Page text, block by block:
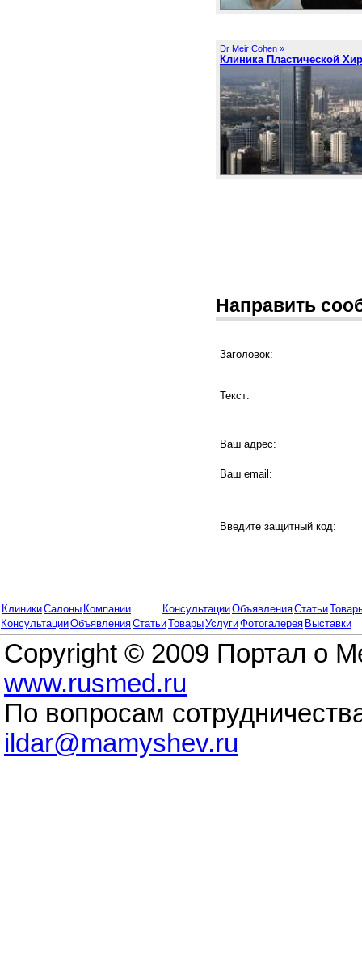
Dr Meir Cohen »
Клиника Пластической
Направить
Заголовок:
Текст:
Ваш адрес:
Ваш email:
Введите защитный код:
КлиникиСалоны Компании КонсультацииОбъявленияСтатьи
КонсультацииОбъявленияСтатьиТоварыУслугиФотогалерея Выставки
Copyright © 2009 Портал о
www.rusmed.ru
По вопросам
ildar@mamyshev.ru